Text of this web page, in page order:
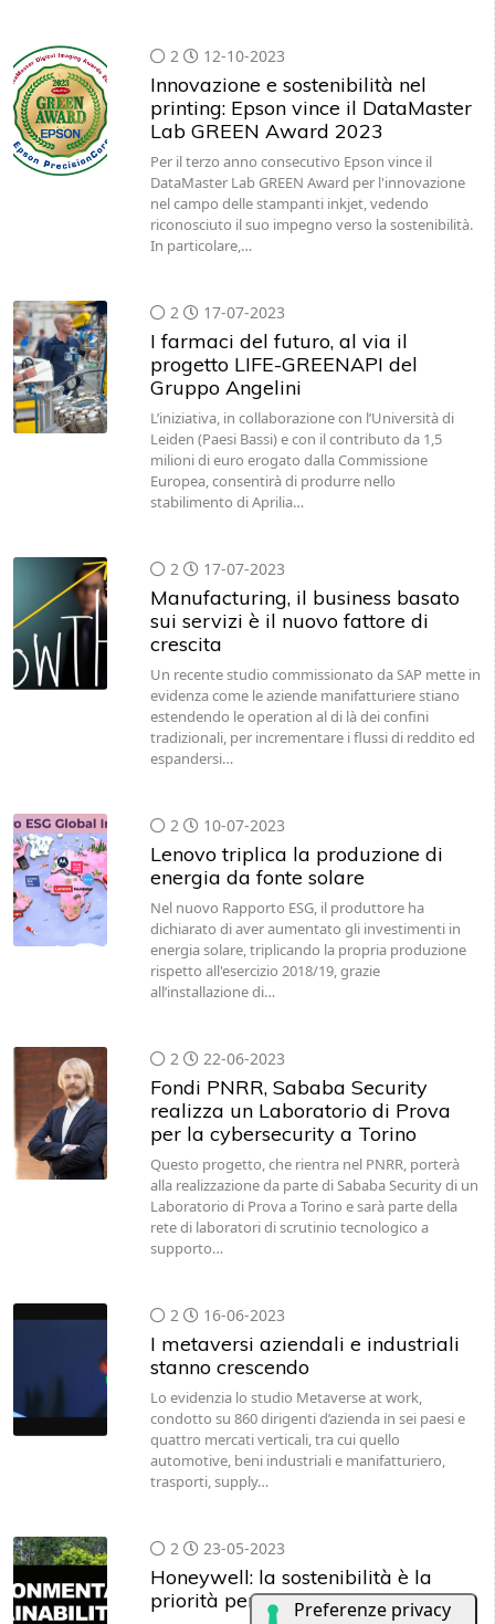
2 12-10-2023
Innovazione e sostenibilità nel
printing: Epson vince il DataMaster
Lab GREEN Award 2023
Per il terzo anno consecutivo Epson vince il
DataMaster Lab GREEN Award per l'innovazione
nel campo delle stampanti inkjet, vedendo
riconosciuto il suo impegno verso la sostenibilità.
In particolare,…
2 17-07-2023
I farmaci del futuro, al via il
progetto LIFE-GREENAPI del
Gruppo Angelini
L’iniziativa, in collaborazione con l’Università di
Leiden (Paesi Bassi) e con il contributo da 1,5
milioni di euro erogato dalla Commissione
Europea, consentirà di produrre nello
stabilimento di Aprilia…
2 17-07-2023
Manufacturing, il business basato
sui servizi è il nuovo fattore di
crescita
Un recente studio commissionato da SAP mette in
evidenza come le aziende manifatturiere stiano
estendendo le operation al di là dei confini
tradizionali, per incrementare i flussi di reddito ed
espandersi…
2 10-07-2023
Lenovo triplica la produzione di
energia da fonte solare
Nel nuovo Rapporto ESG, il produttore ha
dichiarato di aver aumentato gli investimenti in
energia solare, triplicando la propria produzione
rispetto all'esercizio 2018/19, grazie
all’installazione di…
2 22-06-2023
Fondi PNRR, Sababa Security
realizza un Laboratorio di Prova
per la cybersecurity a Torino
Questo progetto, che rientra nel PNRR, porterà
alla realizzazione da parte di Sababa Security di un
Laboratorio di Prova a Torino e sarà parte della
rete di laboratori di scrutinio tecnologico a
supporto…
2 16-06-2023
I metaversi aziendali e industriali
stanno crescendo
Lo evidenzia lo studio Metaverse at work,
condotto su 860 dirigenti d’azienda in sei paesi e
quattro mercati verticali, tra cui quello
automotive, beni industriali e manifatturiero,
trasporti, supply…
2 23-05-2023
Honeywell: la sostenibilità è la
priorità per i dirigenti aziendali